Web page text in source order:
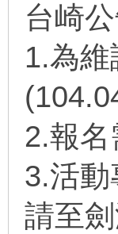
台崎
1.為
2.報
3.活
請至